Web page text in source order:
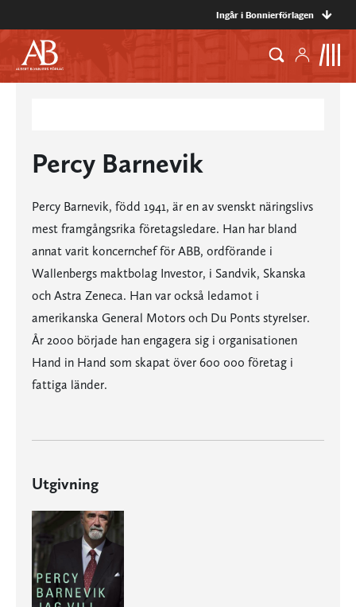
Ingår i Bonnierförlagen
Percy Barnevik
Percy Barnevik, född 1941, är en av svenskt näringslivs
mest framgångsrika företagsledare. Han har bland
annat varit koncernchef för ABB, ordförande i
Wallenbergs maktbolag Investor, i Sandvik, Skanska
och Astra Zeneca. Han var också ledamot i
amerikanska General Motors och Du Ponts styrelser.
År 2000 började han engagera sig i organisationen
Hand in Hand som skapat över 600 000 företag i
fattiga länder.
Utgivning